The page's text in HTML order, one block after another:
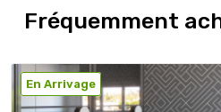
Fréquemment
En Arrivage